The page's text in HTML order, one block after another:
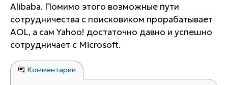
Alibaba. Помимо этого возможные пути
сотрудничества с поисковиком прорабатывает
AOL, а сам Yahoo! достаточно давно и успешно
сотрудничает с Microsoft.
Комментарии